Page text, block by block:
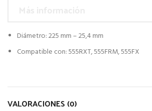
Diámetro: 225 mm – 25,4 mm
Compatible con: 555RXT, 555FRM, 555FX
VALORACIONES (0)